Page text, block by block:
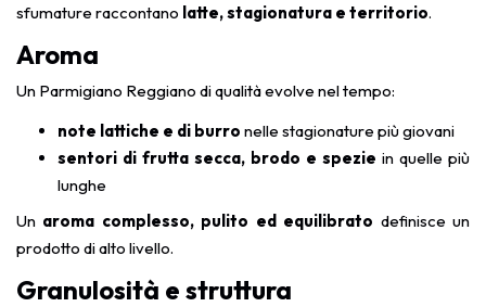
sfumature raccontano latte, stagionatura e territorio.
Aroma
Un Parmigiano Reggiano di qualità evolve nel tempo:
note lattiche e di burro nelle stagionature più giovani
sentori di frutta secca, brodo e spezie in quelle più
lunghe
Un aroma complesso, pulito ed equilibrato definisce un
prodotto di alto livello.
Granulosità e struttura